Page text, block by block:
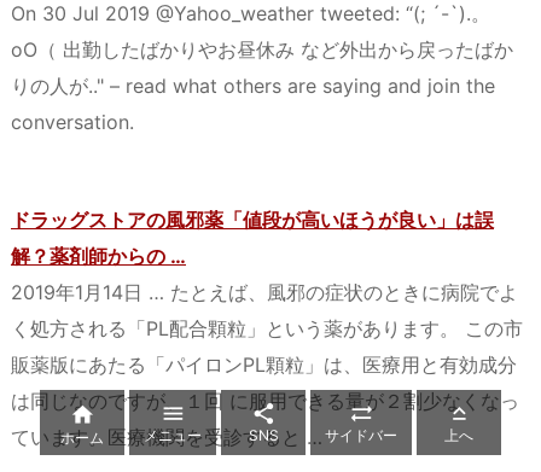
On 30 Jul 2019 @Yahoo_weather tweeted: “(; ´-`).。
oO（ 出勤したばかりやお昼休み など外出から戻ったばか
りの人が.." – read what others are saying and join the
conversation.
ドラッグストアの風邪薬「値段が高いほうが良い」は誤
解？薬剤師からの …
2019年1月14日 … たとえば、風邪の症状のときに病院でよ
く処方される「PL配合顆粒」という薬があります。 この市
販薬版にあたる「パイロンPL顆粒」は、医療用と有効成分
は同じなのですが、１回 に服用できる量が２割少なくなっ
ています。医療機関を受診すると …

ホーム

メニュー

SNS

サイドバー

上へ